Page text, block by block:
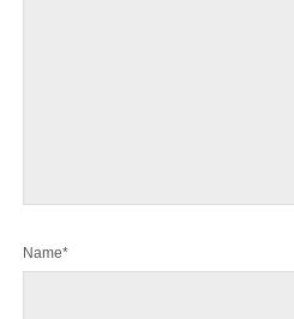
Name*